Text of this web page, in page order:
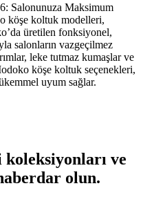
Salonunuza Maksimum
köşe koltuk modelleri,
üretilen fonksiyonel,
salonların vazgeçilmez
leke tutmaz kumaşlar ve
köşe koltuk seçenekleri,
uyum sağlar.
koleksiyonları ve
olun.